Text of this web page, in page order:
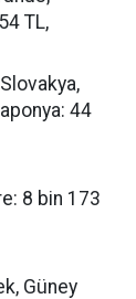
TL,
44
8 bin 173
Güney